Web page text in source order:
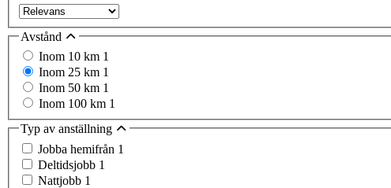
Avstånd
Inom 10 km 1
Inom 25 km 1
Inom 50 km 1
Inom 100 km 1
Typ av anställning
Jobba hemifrån 1
Deltidsjobb 1
Nattjobb 1